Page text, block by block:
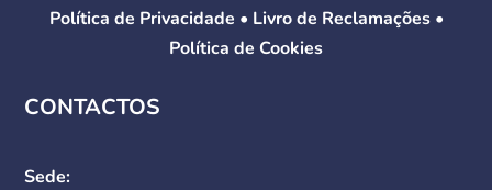
Política de Privacidade • Livro de Reclamações•
Política de Cookies
CONTACTOS
Sede: